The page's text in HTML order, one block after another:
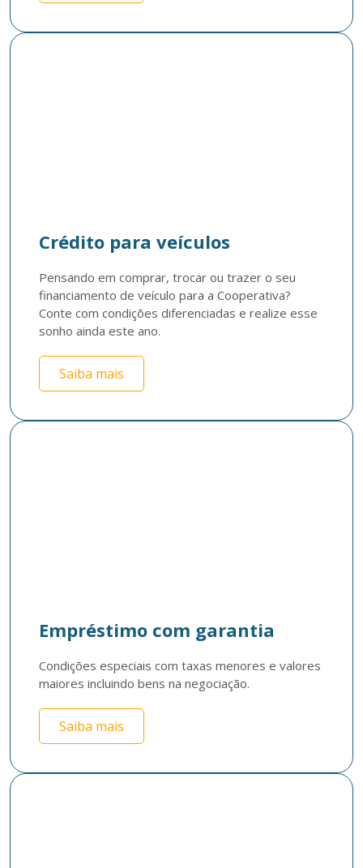
Crédito para veículos
Pensando em comprar, trocar ou trazer o seu
financiamento de veículo para a Cooperativa?
Conte com condições diferenciadas e realize esse
sonho ainda este ano.
Saiba mais
Empréstimo com garantia
Condições especiais com taxas menores e valores
maiores incluindo bens na negociação.
Saiba mais